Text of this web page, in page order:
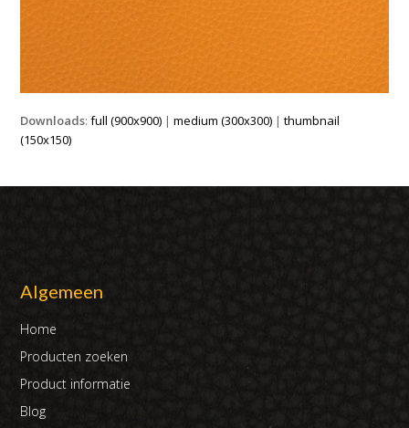
Downloads:full (900x900) |medium (300x300) |thumbnail
(150x150)
Algemeen
Home
Producten zoeken
Product informatie
Blog